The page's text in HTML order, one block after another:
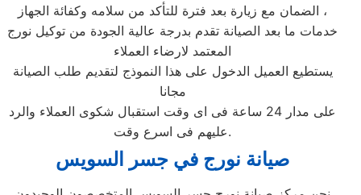
الضمان مع زيارة بعد فترة للتأكد من سلامه وكفائة الجهاز ،
خدمات ما بعد الصيانة تقدم بدرجة عالية الجودة من توكيل نورج
المعتمد لارضاء العملاء
يستطيع العميل الدخول على هذا النموذج لتقديم طلب الصيانة
مجانا
على مدار 24 ساعة فى اى وقت استقبال شكوى العملاء والرد
عليهم فى اسرع وقت.
صيانة نورج في جسر السويس